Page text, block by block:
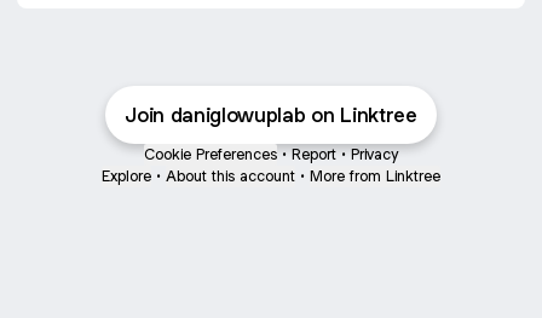
Join daniglowuplab on Linktree
Cookie Preferences • Report • Privacy
Explore • About this account • More from Linktree